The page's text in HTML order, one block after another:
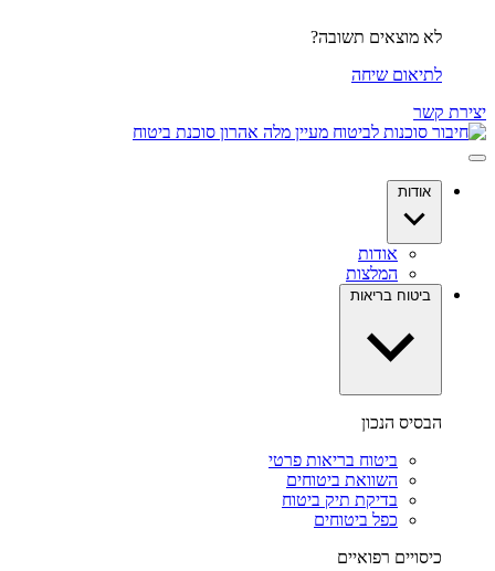
לא מוצאים תשובה?
לתיאום שיחה
יצירת קשר
אודות
אודות
המלצות
ביטוח בריאות
הבסיס הנכון
ביטוח בריאות פרטי
השוואת ביטוחים
בדיקת תיק ביטוח
כפל ביטוחים
כיסויים רפואיים